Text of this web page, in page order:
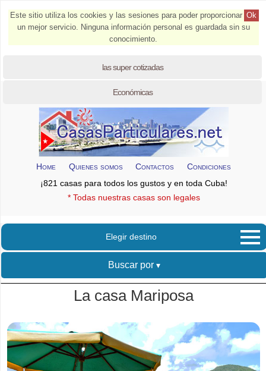
Ok
Este sitio utiliza los cookies y las sesiones para poder proporcionar
un mejor servicio. Ninguna información personal es guardada sin su
conocimiento.
las super cotizadas
Económicas
Home Quienes somos Contactos
Condiciones
¡821 casas para todos los gustos y en toda Cuba!
* Todas nuestras casas son legales
Elegir destino
Buscar por
La casa Mariposa